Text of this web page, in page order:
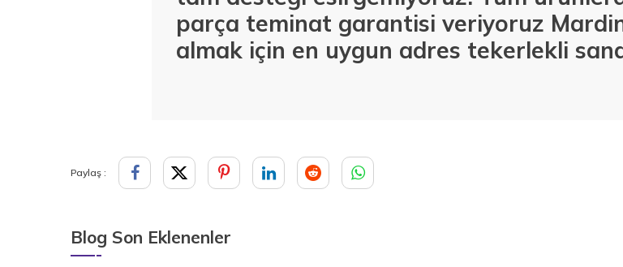
parça teminat garantisi veriyoruz
almak için en uygun adres tekerlekli
Paylaş :
Blog Son Eklenenler